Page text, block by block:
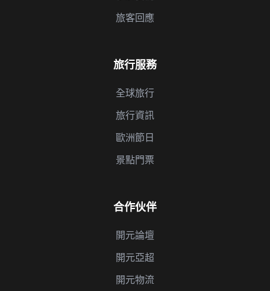
旅客回應
旅行服務
全球旅行
旅行資訊
歐洲節日
景點門票
合作伙伴
開元論壇
開元亞超
開元物流